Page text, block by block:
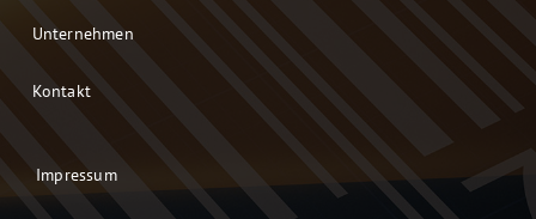
Unternehmen
Kontakt
Impressum